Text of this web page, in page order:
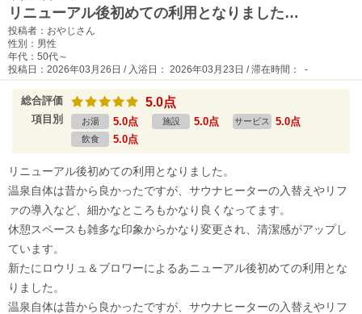
リニューアル後初めての利用となりました…
投稿者：おやじさん
性別：男性
年代：50代～
投稿日：2026年03月26日 / 入浴日： 2026年03月23日 / 滞在時間： -
総合評価 5.0点
項目別 お湯 5.0点 施設 5.0点 サービス 5.0点
飲食 5.0点
リニューアル後初めての利用となりました。
温泉自体は昔から良かったですが、サウナヒーターの入替えやリフ
ァの導入など、細かなところもかなり良くなってます。
休憩スペースも雑多な印象からかなり変更され、清潔感がアップし
ています。
新たにロウリュ＆ブロワーによるあニューアル後初めての利用とな
りました。
温泉自体は昔から良かったですが、サウナヒーターの入替えやリフ